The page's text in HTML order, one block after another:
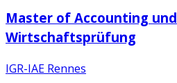
Master of Accounting und
Wirtschaftsprüfung
IGR-IAE Rennes